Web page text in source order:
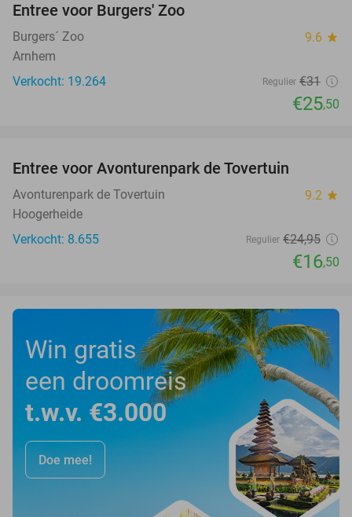
Entree voor Burgers' Zoo
Burgers´ Zoo 9.6 star
Arnhem
Verkocht: 19.264
Regulier €31
€25,50
Entree voor Avonturenpark de Tovertuin
Avonturenpark de Tovertuin 9.2 star
Hoogerheide
Verkocht: 8.655
Regulier €24,95
€16,50
Win gratis
een droomreis
t.w.v. €3.000
Doe mee!